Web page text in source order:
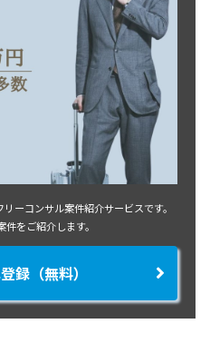
ーコンサル案件紹介サービスです。
をご紹介します。
録（無料）